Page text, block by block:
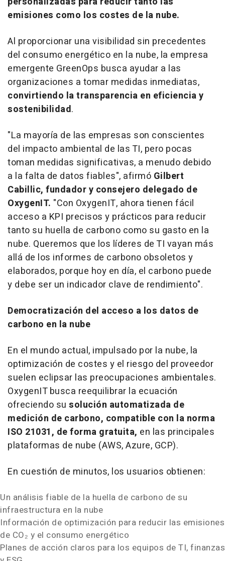
emisiones como los costes de la nube.
Al proporcionar una visibilidad sin precedentes
del consumo energético en la nube, la empresa
emergente GreenOps busca ayudar a las
organizaciones a tomar medidas inmediatas,
convirtiendo la transparencia en eficiencia y
sostenibilidad.
"La mayoría de las empresas son conscientes
del impacto ambiental de las TI, pero pocas
toman medidas significativas, a menudo debido
a la falta de datos fiables", afirmó Gilbert
Cabillic, fundador y consejero delegado de
OxygenIT. "Con OxygenIT, ahora tienen fácil
acceso a KPI precisos y prácticos para reducir
tanto su huella de carbono como su gasto en la
nube. Queremos que los líderes de TI vayan más
allá de los informes de carbono obsoletos y
elaborados, porque hoy en día, el carbono puede
y debe ser un indicador clave de rendimiento".
Democratización del acceso a los datos de
carbono en la nube
En el mundo actual, impulsado por la nube, la
optimización de costes y el riesgo del proveedor
suelen eclipsar las preocupaciones ambientales.
OxygenIT busca reequilibrar la ecuación
ofreciendo su solución automatizada de
medición de carbono, compatible con la norma
ISO 21031, de forma gratuita, en las principales
plataformas de nube (AWS, Azure, GCP).
En cuestión de minutos, los usuarios obtienen:
Un análisis fiable de la huella de carbono de su
infraestructura en la nube
Información de optimización para reducir las emisiones
de CO₂ y el consumo energético
Planes de acción claros para los equipos de TI, finanzas